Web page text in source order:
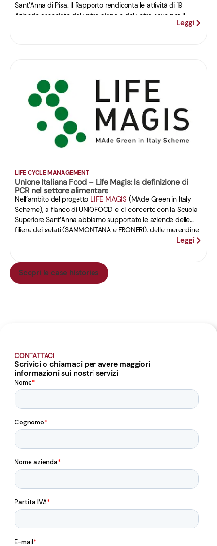
Sant’Anna di Pisa. Il Rapporto rendiconta le attività di 19
Aziende associate del vetro piano e del vetro cavo per il
Leggi
LIFE CYCLE MANAGEMENT
Unione Italiana Food – Life Magis: la definizione di
PCR nel settore alimentare
Nell’ambito del progetto LIFE MAGIS (MAde Green in Italy
Scheme), a fianco di UNIOFOOD e di concerto con la Scuola
Superiore Sant’Anna abbiamo supportato le aziende delle
filiere dei gelati (SAMMONTANA e FRONERI), delle merendine
confezionare (BARILLA e FERRERO), dei lievitati da ricorrenza
LAVAZZA) nella definizione di regole di categoria di prodotto
per le categorie di prodotto selezionate e nella realizzazione
di studi PEF e dichiarazioni ambientali di prodotto individuali.
Leggi
Scopri le case histories
CONTATTACI
Scrivici o chiamaci per avere maggiori
informazioni sui nostri servizi